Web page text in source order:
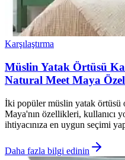
Karşılaştırma
Müslin Yatak Örtüsü
Natural Meet Maya
İki popüler müslin yatak
Maya'nın özellikleri, kullanıcı
ihtiyacınıza en uygun seçimi
Daha fazla bilgi edinin